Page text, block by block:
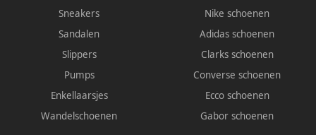
Sneakers
Sandalen
Slippers
Pumps
Enkellaarsjes
Wandelschoenen
Nike schoenen
Adidas schoenen
Clarks schoenen
Converse schoenen
Ecco schoenen
Gabor schoenen